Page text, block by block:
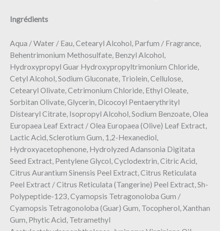
Ingrédients
Aqua / Water / Eau, Cetearyl Alcohol, Parfum / Fragrance,
Behentrimonium Methosulfate, Benzyl Alcohol,
Hydroxypropyl Guar Hydroxypropyltrimonium Chloride,
Cetyl Alcohol, Sodium Gluconate, Triolein, Cellulose,
Cetearyl Olivate, Cetrimonium Chloride, Ethyl Oleate,
Sorbitan Olivate, Glycerin, Dicocoyl Pentaerythrityl
Distearyl Citrate, Isopropyl Alcohol, Sodium Benzoate, Olea
Europaea Leaf Extract / Olea Europaea (Olive) Leaf Extract,
Lactic Acid, Sclerotium Gum, 1,2-Hexanediol,
Hydroxyacetophenone, Hydrolyzed Adansonia Digitata
Seed Extract, Pentylene Glycol, Cyclodextrin, Citric Acid,
Citrus Aurantium Sinensis Peel Extract, Citrus Reticulata
Peel Extract / Citrus Reticulata (Tangerine) Peel Extract, Sh-
Polypeptide-123, Cyamopsis Tetragonoloba Gum /
Cyamopsis Tetragonoloba (Guar) Gum, Tocopherol, Xanthan
Gum, Phytic Acid, Tetramethyl